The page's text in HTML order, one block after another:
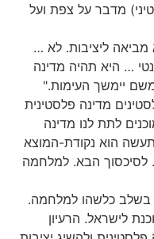
מדבר על צפת ועל
ליציבות. לא …
… היא תהיה מדינה
יימשך העימות."
מדינה פלסטינית
לתת לנו מדינה
הוא נקודת-המוצא
לסיכסוך הבא. למלחמה
בשלב כלשהו למלחמה.
לישראל. הרעיון